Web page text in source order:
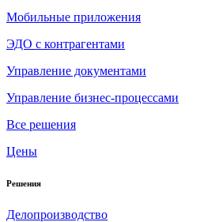
Мобильные приложения
ЭДО с контрагентами
Управление документами
Управление бизнес-процессами
Все решения
Цены
Решения
Делопроизводство